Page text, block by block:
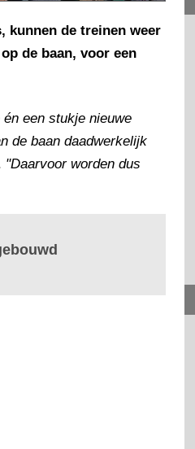
kunnen de treinen weer
de baan, voor een
een stukje nieuwe
de baan daadwerkelijk
"Daarvoor worden dus